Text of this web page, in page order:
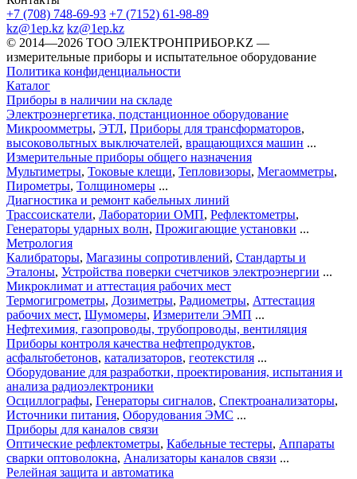
+7 (708) 748-69-93 +7 (7152) 61-98-89
kz@1ep.kz kz@1ep.kz
©️ 2014—2026 ТОО ЭЛЕКТРОНПРИБОР.KZ —
измерительные приборы и испытательное оборудование
Политика конфиденциальности
Каталог
Приборы в наличии на складе
Электроэнергетика, подстанционное оборудование
Микроомметры, ЭТЛ, Приборы для трансформаторов,
высоковольтных выключателей, вращающихся машин ...
Измерительные приборы общего назначения
Мультиметры, Токовые клещи, Тепловизоры, Мегаомметры,
Пирометры, Толщиномеры ...
Диагностика и ремонт кабельных линий
Трассоискатели, Лаборатории ОМП, Рефлектометры,
Генераторы ударных волн, Прожигающие установки ...
Метрология
Калибраторы, Магазины сопротивлений, Стандарты и
Эталоны, Устройства поверки счетчиков электроэнергии ...
Микроклимат и аттестация рабочих мест
Термогигрометры, Дозиметры, Радиометры, Аттестация
рабочих мест, Шумомеры, Измерители ЭМП ...
Нефтехимия, газопроводы, трубопроводы, вентиляция
Приборы контроля качества нефтепродуктов,
асфальтобетонов, катализаторов, геотекстиля ...
Оборудование для разработки, проектирования, испытания и
анализа радиоэлектроники
Осциллографы, Генераторы сигналов, Спектроанализаторы,
Источники питания, Оборудования ЭМС ...
Приборы для каналов связи
Оптические рефлектометры, Кабельные тестеры, Аппараты
сварки оптоволокна, Анализаторы каналов связи ...
Релейная защита и автоматика